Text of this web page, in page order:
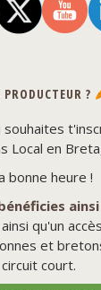
PRODUCTEUR ?
Local en
bonne heure !
ainsi
qu'un
et
circuit court.